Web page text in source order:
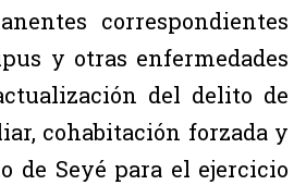
correspondientes
y otras enfermedades
del delito de
cohabitación forzada y
de Seyé para el ejercicio